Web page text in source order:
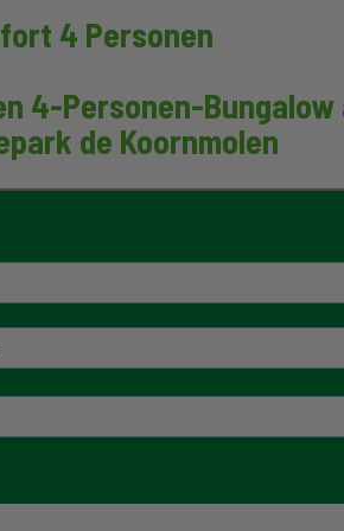
4 Personen
4-Personen-
de Koornmolen